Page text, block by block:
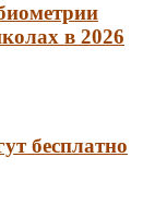
в 2026
бесплатно